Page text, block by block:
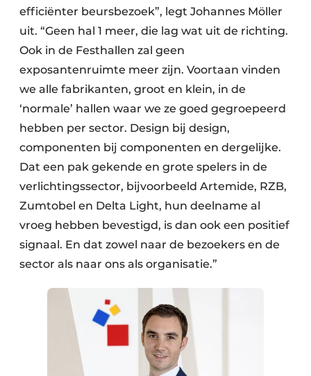
efficiënter beursbezoek”, legt Johannes Möller
uit. “Geen hal 1 meer, die lag wat uit de richting.
Ook in de Festhallen zal geen
exposantenruimte meer zijn. Voortaan vinden
we alle fabrikanten, groot en klein, in de
‘normale’ hallen waar we ze goed gegroepeerd
hebben per sector. Design bij design,
componenten bij componenten en dergelijke.
Dat een pak gekende en grote spelers in de
verlichtingssector, bijvoorbeeld Artemide, RZB,
Zumtobel en Delta Light, hun deelname al
vroeg hebben bevestigd, is dan ook een positief
signaal. En dat zowel naar de bezoekers en de
sector als naar ons als organisatie.”